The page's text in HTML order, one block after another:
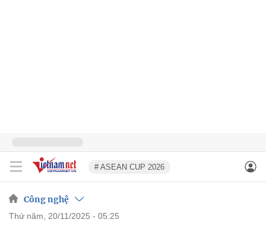
# ASEAN CUP 2026
Công nghệ
thứ năm, 20/11/2025 - 05:25